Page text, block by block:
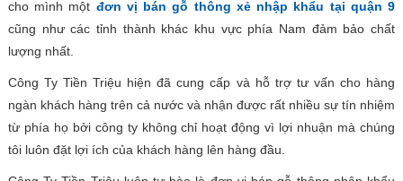
cho mình một đơn vị bán gỗ thông xẻ nhập khẩu tại quận 9
cũng như các tỉnh thành khác khu vực phía Nam đảm bảo chất
lượng nhất.
Công Ty Tiền Triệu hiện đã cung cấp và hỗ trợ tư vấn cho hàng
ngàn khách hàng trên cả nước và nhận được rất nhiều sự tín nhiệm
từ phía họ bởi công ty không chỉ hoạt động vì lợi nhuận mà chúng
tôi luôn đặt lợi ích của khách hàng lên hàng đầu.